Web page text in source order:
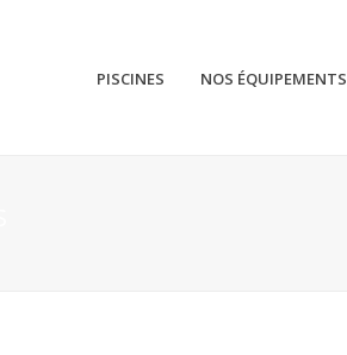
PISCINES NOS ÉQUIPEMENTS